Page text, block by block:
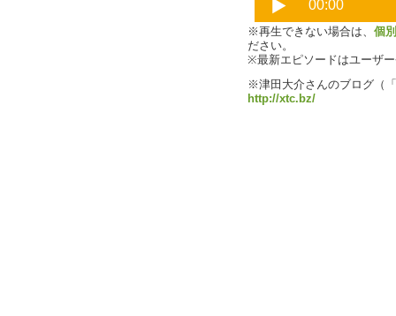
※再生できない場合は、 個
ださい。
※最新エピソードはユーザ
※津田大介さんのブログ（
http://xtc.bz/